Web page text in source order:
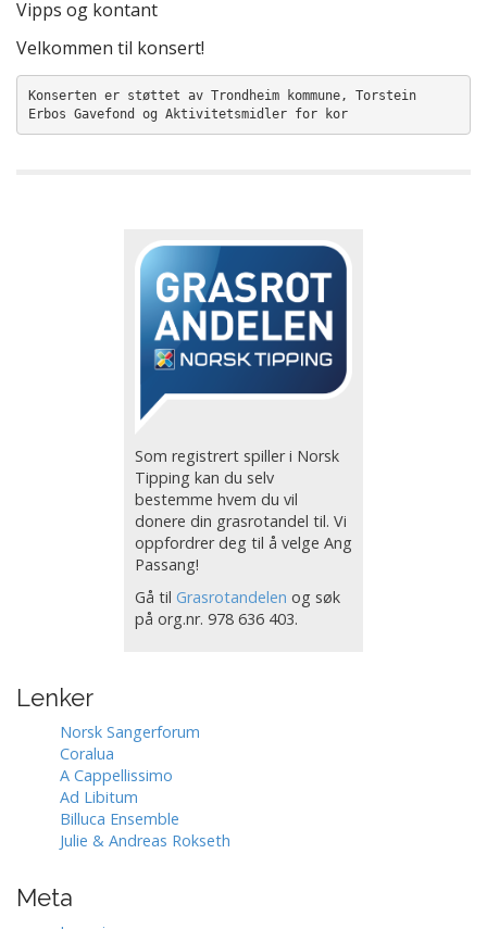
Vipps og kontant
Velkommen til konsert!
Konserten er støttet av Trondheim kommune, Torstein
Erbos Gavefond og Aktivitetsmidler for kor
Som registrert spiller i Norsk
Tipping kan du selv
bestemme hvem du vil
donere din grasrotandel til. Vi
oppfordrer deg til å velge Ang
Passang!
Gå til Grasrotandelen og søk
på org.nr. 978 636 403.
Lenker
Norsk Sangerforum
Coralua
A Cappellissimo
Ad Libitum
Billuca Ensemble
Julie & Andreas Rokseth
Meta